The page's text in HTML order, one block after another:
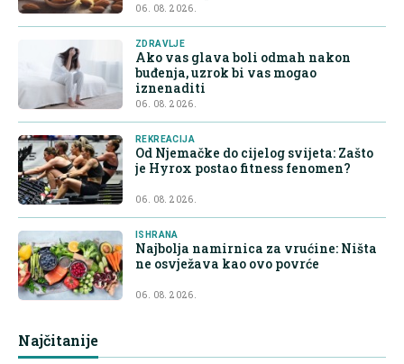
06. 08. 2026.
ZDRAVLJE
Ako vas glava boli odmah nakon
buđenja, uzrok bi vas mogao
iznenaditi
06. 08. 2026.
REKREACIJA
Od Njemačke do cijelog svijeta: Zašto
je Hyrox postao fitness fenomen?
06. 08. 2026.
ISHRANA
Najbolja namirnica za vrućine: Ništa
ne osvježava kao ovo povrće
06. 08. 2026.
Najčitanije